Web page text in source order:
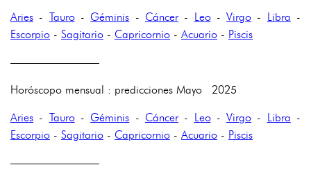
Aries - Tauro- Géminis - Cáncer- Leo-Virgo - Libra -
Escorpio - Sagitario - Capricornio - Acuario - Piscis
————————
Horóscopo mensual : predicciones Mayo 2025
Aries - Tauro- Géminis - Cáncer- Leo-Virgo - Libra -
Escorpio - Sagitario - Capricornio - Acuario - Piscis
————————